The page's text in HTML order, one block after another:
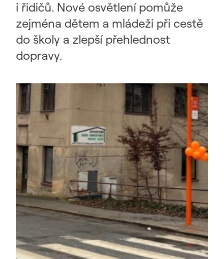
i řidičů. Nové osvětlení pomůže
zejména dětem a mládeži při cestě
do školy a zlepší přehlednost
dopravy.